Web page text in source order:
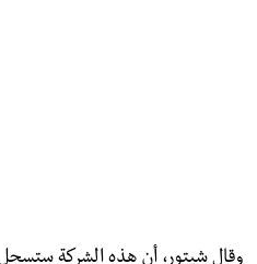
وقال شيتور، أن هذه الشركة ستسجل